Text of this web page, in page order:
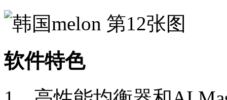
软件特色